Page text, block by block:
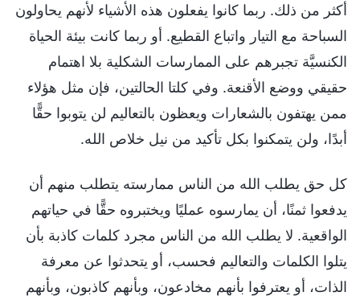
أكثر من ذلك. ربما كانوا يفعلون هذه الأشياء لأنهم يحاولون
السباحة مع التيار واتباع القطيع. أو ربما كانت بيئة الحياة
الكنسيَّة تجبرهم على الممارسات الشكلية بلا اهتمام
حقيقي ووضع الأقنعة. وفي كلتا الحالتين، فإن مثل هؤلاء
ممن يهتفون بالشعارات ويعظون بالتعاليم لن يتوبوا حقًّا
أبدًا، ولن يتمكنوا بكل تأكيد من نيل خلاص الله.
كل حق يطلب الله من الناس ممارسته يتطلب منهم أن
يدفعوا ثمنًا، أن يمارسوه عمليًا ويختبروه حقًّا في حياتهم
الواقعية. لا يطلب الله من الناس مجرد كلمات كاذبة بأن
يتلوا الكلمات والتعاليم فحسب، أو يتحدثوا عن معرفة
الذات، أو يعترفوا بأنهم مخادعون، وبأنهم كاذبون، وبأنهم